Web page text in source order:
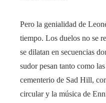
Pero la genialidad de
tiempo. Los duelos no se
se dilatan en secuencias
sudor pesan tanto como
cementerio de Sad Hill,
circular y la música de